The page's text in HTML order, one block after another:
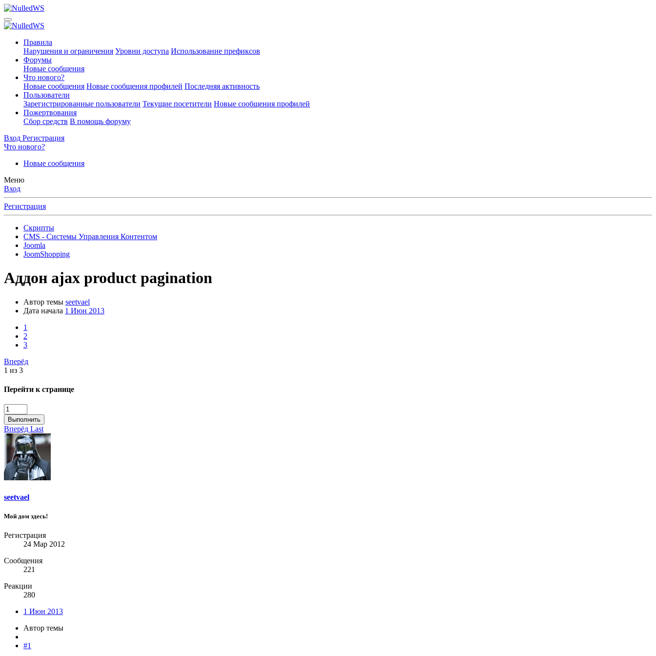
Правила
Нарушения и ограничения Уровни доступа Использование префиксов
Форумы
Новые сообщения
Что нового?
Новые сообщения Новые сообщения профилей Последняя активность
Пользователи
Зарегистрированные пользователи Текущие посетители Новые сообщения профилей
Пожертвования
Сбор средств В помощь форуму
Вход Регистрация
Что нового?
Новые сообщения
Меню
Вход
Регистрация
Скрипты
CMS - Системы Управления Контентом
Joomla
JoomShopping
Аддон ajax product pagination
Автор темы seetvael
Дата начала 1 Июн 2013
1
2
3
Вперёд
1 из 3
Перейти к странице
Выполнить
Вперёд Last
seetvael
Мой дом здесь!
Регистрация
24 Мар 2012
Сообщения
221
Реакции
280
1 Июн 2013
Автор темы
#1